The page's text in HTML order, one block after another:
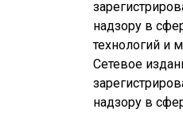
надзору в
технологий и
Сетевое
надзору в